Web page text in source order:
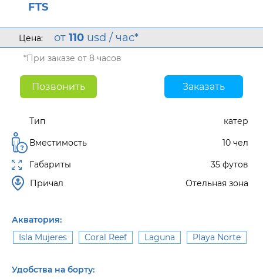
FTS
Цена: от 110 usd / час*
*При заказе от 8 часов
Позвонить Заказать
Тип катер
Вместимость 10 чел
Габариты
35 футов
Причал
Отельная зона
Акватория:
Isla Mujeres
Coral Reef Laguna Playa Norte
Удобства на борту: